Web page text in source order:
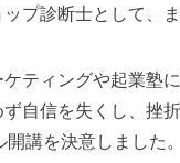
プ診断士として、
ティングや起業塾
ず自信を失くし、挫
講を決意しました。